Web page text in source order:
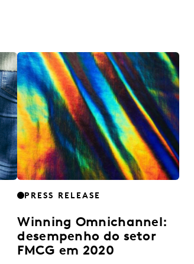
PRESS RELEASE
Winning Omnichannel:
desempenho do setor
FMCG em 2020